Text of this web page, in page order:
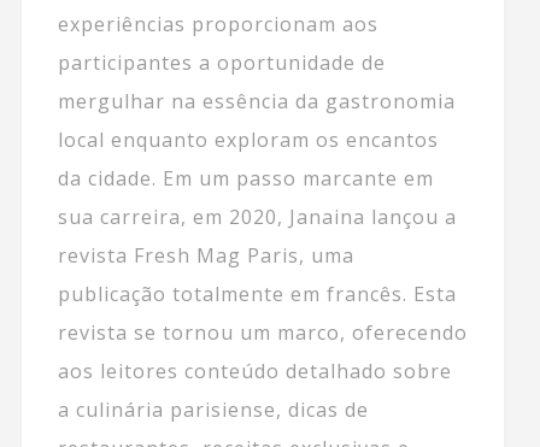
experiências proporcionam aos
participantes a oportunidade de
mergulhar na essência da gastronomia
local enquanto exploram os encantos
da cidade. Em um passo marcante em
sua carreira, em 2020, Janaina lançou a
revista Fresh Mag Paris, uma
publicação totalmente em francês. Esta
revista se tornou um marco, oferecendo
aos leitores conteúdo detalhado sobre
a culinária parisiense, dicas de